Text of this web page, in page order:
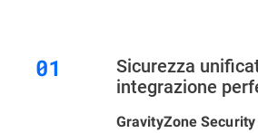
Sicurezza
integrazione
GravityZone